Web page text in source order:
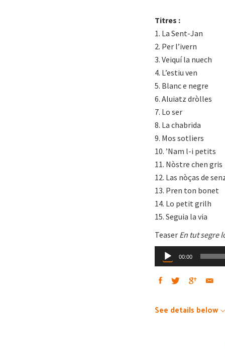
Titres :
1. La Sent-Jan
2. Per l’ivern
3. Veiquí la nuech
4. L’estiu ven
5. Blanc e negre
6. Aluiatz dròlles
7. Lo ser
8. La chabrida
9. Mos sotliers
10. ’Nam l-i petits
11. Nòstre chen gris
12. Las nòças de
13. Pren ton bonet
14. Lo petit grilh
15. Seguia la via
Teaser En tut segre
Audio
Player
00:00
See details below